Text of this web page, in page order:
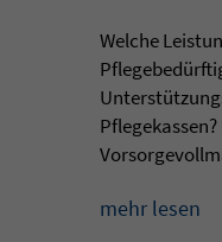
Welche
mehr lesen